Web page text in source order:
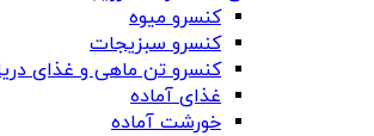
کنسرو میوه
کنسرو سبزیجات
کنسرو تن ماهی و غذای
غذای آماده
خورشت آماده